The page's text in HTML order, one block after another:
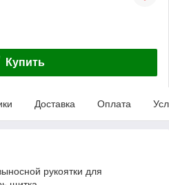
Купить
Доставка Оплата
рукоятки для